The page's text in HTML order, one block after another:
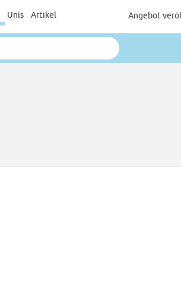
Unis Artikel Angebot